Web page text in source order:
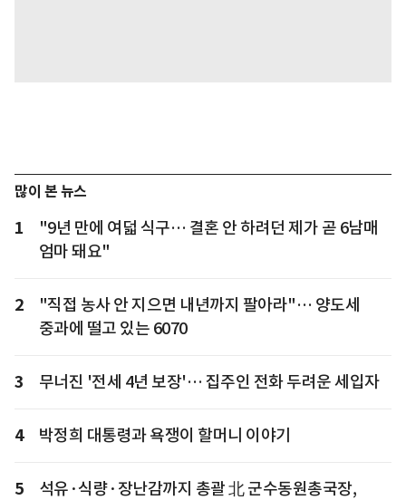
많이 본 뉴스
1
"9년 만에 여덟 식구… 결혼 안 하려던 제가 곧 6남매
엄마 돼요"
2
"직접 농사 안 지으면 내년까지 팔아라"… 양도세
중과에 떨고 있는 6070
3 무너진 '전세 4년 보장'… 집주인 전화 두려운 세입자
4 박정희 대통령과 욕쟁이 할머니 이야기
5
석유·식량·장난감까지 총괄 北 군수동원총국장,